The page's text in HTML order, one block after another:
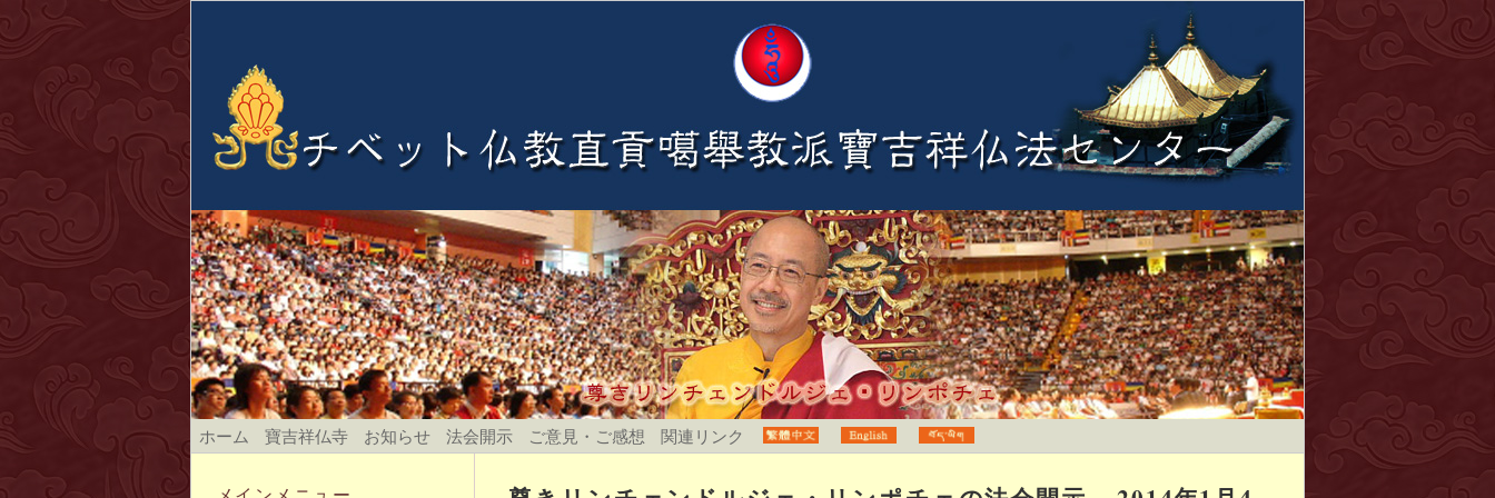
ホーム 寶吉祥仏寺 お知らせ 法会開示 ご意見・ご感想 関連リンク